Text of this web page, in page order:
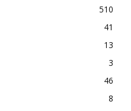
510
41
13
3
46
8